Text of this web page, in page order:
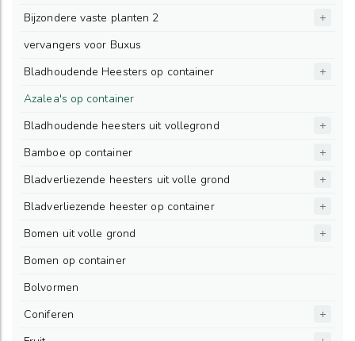
Bijzondere vaste planten 2
vervangers voor Buxus
Bladhoudende Heesters op container
Azalea's op container
Bladhoudende heesters uit vollegrond
Bamboe op container
Bladverliezende heesters uit volle grond
Bladverliezende heester op container
Bomen uit volle grond
Bomen op container
Bolvormen
Coniferen